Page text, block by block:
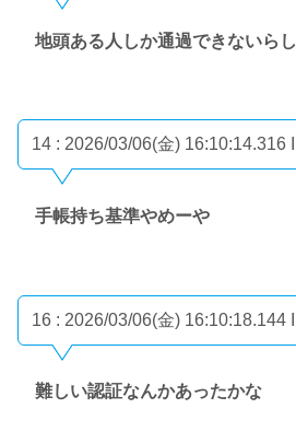
地頭ある人しか通過できないらし
14 : 2026/03/06(金) 16:10:14.316
手帳持ち基準やめーや
16 : 2026/03/06(金) 16:10:18.144
難しい認証なんかあったかな